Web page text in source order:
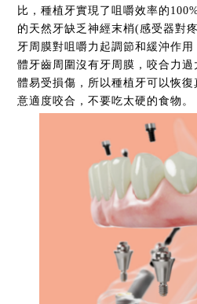
比，種植牙實現了咀嚼效率的
的天然牙缺乏神經末梢(感受器對
牙周膜對咀嚼力起調節和緩沖作
體牙齒周圍沒有牙周膜，咬合力
體易受損傷，所以種植牙可以恢
意適度咬合，不要吃太硬的食物。